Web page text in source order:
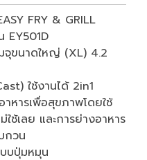
FRY & GRILL
EY501D
จุขนาดใหญ่ (XL) 4.2
ใช้งานได้ 2in1
หารเพื่อสุขภาพโดยใช้
ช้เลย และการย่างอาหาร
กวน
บปุ่มหมุน